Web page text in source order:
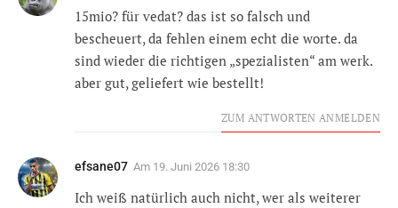
15mio? für vedat? das ist so falsch und
bescheuert, da fehlen einem echt die worte. da
sind wieder die richtigen „spezialisten“ am werk.
aber gut, geliefert wie bestellt!
ZUM ANTWORTEN ANMELDEN
efsane07 Am 19. Juni 2026 18:30
Ich weiß natürlich auch nicht, wer als weiterer